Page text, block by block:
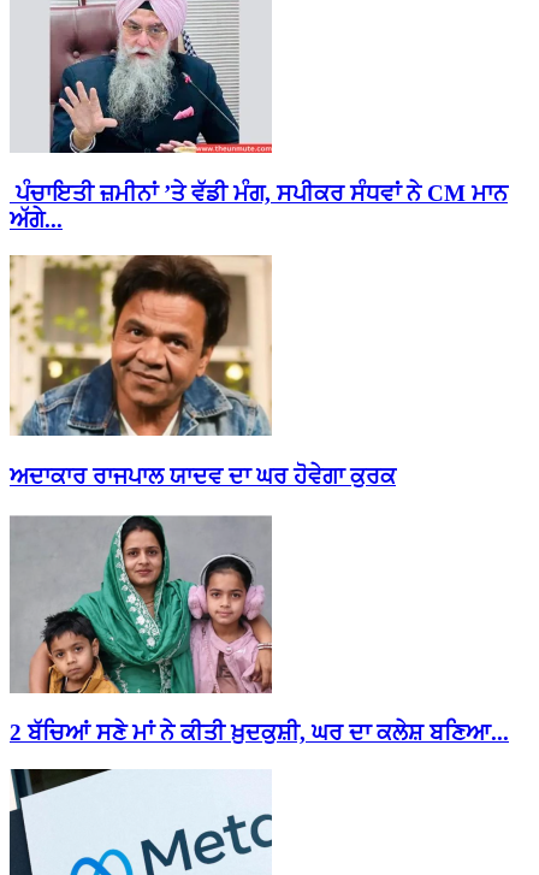
ਪੰਚਾਇਤੀ ਜ਼ਮੀਨਾਂ ’ਤੇ ਵੱਡੀ ਮੰਗ, ਸਪੀਕਰ ਸੰਧਵਾਂ ਨੇ CM ਮਾਨ
ਅੱਗੇ...
ਅਦਾਕਾਰ ਰਾਜਪਾਲ ਯਾਦਵ ਦਾ ਘਰ ਹੋਵੇਗਾ ਕੁਰਕ
2 ਬੱਚਿਆਂ ਸਣੇ ਮਾਂ ਨੇ ਕੀਤੀ ਖ਼ੁਦਕੁਸ਼ੀ, ਘਰ ਦਾ ਕਲੇਸ਼ ਬਣਿਆ...